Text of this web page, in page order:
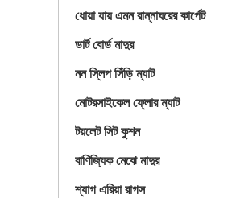
ধোয়া যায় এমন রান্নাঘরের কার্পেট
ডার্ট বোর্ড মাদুর
নন স্লিপ সিঁড়ি ম্যাট
মোটরসাইকেল ফ্লোর ম্যাট
টয়লেট সিট কুশন
বাণিজ্যিক মেঝে মাদুর
শ্যাগ এরিয়া রাগস